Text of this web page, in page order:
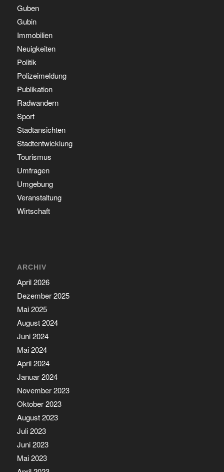
Guben
Gubin
Immobilien
Neuigkeiten
Politik
Polizeimeldung
Publikation
Radwandern
Sport
Stadtansichten
Stadtentwicklung
Tourismus
Umfragen
Umgebung
Veranstaltung
Wirtschaft
ARCHIV
April 2026
Dezember 2025
Mai 2025
August 2024
Juni 2024
Mai 2024
April 2024
Januar 2024
November 2023
Oktober 2023
August 2023
Juli 2023
Juni 2023
Mai 2023